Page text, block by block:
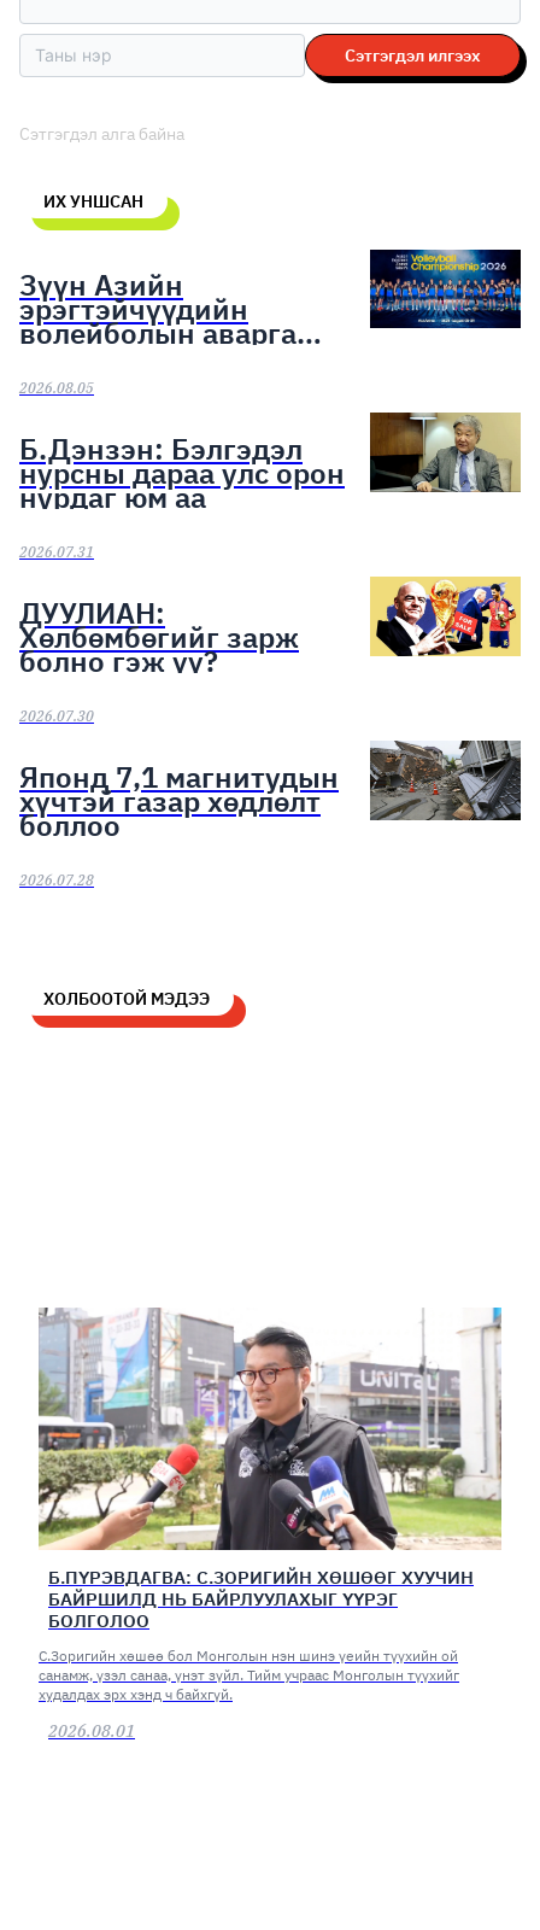
Сэтгэгдэл илгээх
Сэтгэгдэл алга байна
ИХ УНШСАН
Зүүн Азийн
эрэгтэйчүүдийн
волейболын аварга
шалгаруулах тэмцээн
эхэллээ
2026.08.05
Б.Дэнзэн: Бэлгэдэл
нурсны дараа улс орон
нурдаг юм аа
2026.07.31
ДУУЛИАН:
Хөлбөмбөгийг зарж
болно гэж үү?
2026.07.30
Японд 7,1 магнитудын
хүчтэй газар хөдлөлт
боллоо
2026.07.28
ХОЛБООТОЙ МЭДЭЭ
Б.ПҮРЭВДАГВА: С.ЗОРИГИЙН ХӨШӨӨГ ХУУЧИН
БАЙРШИЛД НЬ БАЙРЛУУЛАХЫГ ҮҮРЭГ
БОЛГОЛОО
С.Зоригийн хөшөө бол Монголын нэн шинэ үеийн түүхийн ой
санамж, үзэл санаа, үнэт зүйл. Тийм учраас Монголын түүхийг
худалдах эрх хэнд ч байхгүй.
2026.08.01